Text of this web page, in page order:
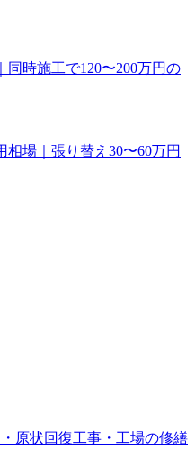
時施工で120〜200万円の
場｜張り替え30〜60万円